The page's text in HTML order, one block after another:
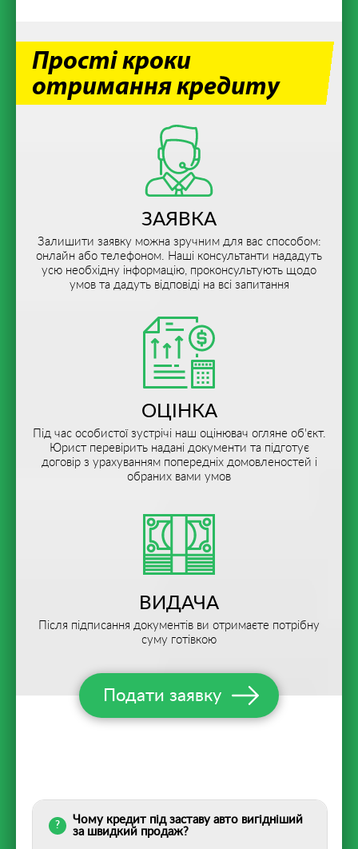
Прості кроки
отримання кредиту
ЗАЯВКА
Залишити заявку можна зручним для вас способом:
онлайн або телефоном. Наші консультанти нададуть
усю необхідну інформацію, проконсультують щодо
умов та дадуть відповіді на всі запитання
ОЦІНКА
Під час особистої зустрічі наш оцінювач огляне об'єкт.
Юрист перевірить надані документи та підготує
договір з урахуванням попередніх домовленостей і
обраних вами умов
ВИДАЧА
Після підписання документів ви отримаєте потрібну
суму готівкою
Подати заявку
Чому кредит під заставу авто вигідніший
за швидкий продаж?